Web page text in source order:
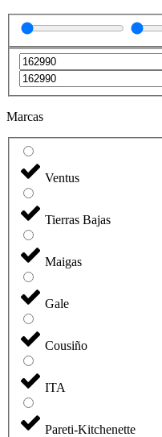
Marcas
Ventus
Tierras Bajas
Maigas
Gale
Cousiño
ITA
Pareti-Kitchenette